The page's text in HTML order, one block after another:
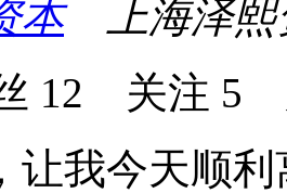
本
上海泽
12 关注 5
让我今天顺利